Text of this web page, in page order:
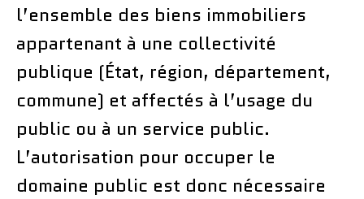
l’ensemble des biens immobiliers
appartenant à une collectivité
publique (État, région, département,
commune) et affectés à l’usage du
public ou à un service public.
L’autorisation pour occuper le
domaine public est donc nécessaire